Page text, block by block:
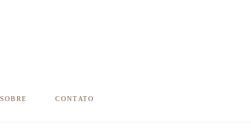
SOBRE CONTATO